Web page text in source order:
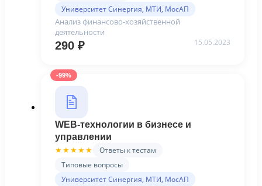
Университет Синергия, МТИ, МосАП
Анализ финансово-хозяйственной
деятельности
290 ₽ 15.05.2023
-99%
WEB-технологии в бизнесе и
управлении
★★★★★
Ответы к тестам
Типовые вопросы
Университет Синергия, МТИ, МосАП